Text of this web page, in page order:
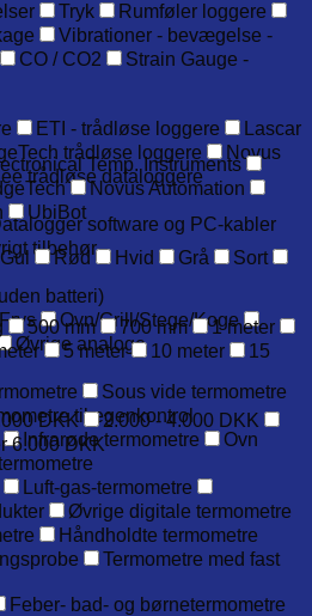
Tryk
Rumføler loggere
Vibrationer - bevægelse -
CO / CO2
Strain Gauge -
ETI - trådløse loggere
Lascar
trådløse loggere
Novus
trådløse dataloggere
software og PC-kabler
tilbehør
batteri)
Ovn/Grill/Stege/Koge
Øvrige analoge
Sous vide termometre
til egenkontrol
Infrarøde termometre
Ovn
Luft-gas-termometre
Øvrige digitale termometre
Håndholdte termometre
Termometre med fast
Feber- bad- og børnetermometre
Temp. Instruments
Novus Automation
UbiBot
Gul Rød Hvid Grå
Sort
500 mm 700 mm
1 meter
5 meter 10 meter
15
DKK
2.000 - 4.000 DKK
6.000 DKK